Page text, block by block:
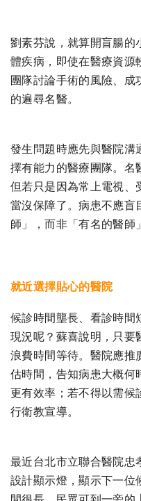
劉素芬說，就算開盲腸的
體疾病，即使在醫療資源
團隊討論手術的風險、成
的遍尋名醫。
發生問題時應先與醫院溝
擇有能力的醫療團隊。名
但若只是因為常上電視、
當沒保障了。病患不應盲
師」，而非「有名的醫師
就近選擇貼心的醫院
候診時間壟長、看診時間
現況呢？蘇喜說明，只要
浪費時間等待。醫院應推
估時間，告知病患大概何
更有效率；若不得以需候
行衛教宣導。
最近台北市立聯合醫院忠
設計顯示燈，顯示下一位